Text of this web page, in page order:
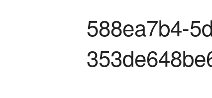
588ea7b4-